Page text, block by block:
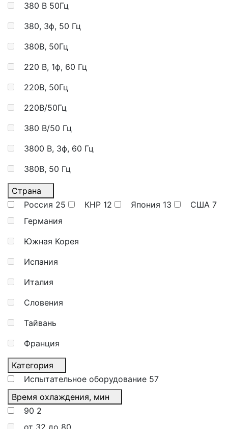
380 В 50Гц
380, 3ф, 50 Гц
380В, 50Гц
220 В, 1ф, 60 Гц
220В, 50Гц
220В/50Гц
380 В/50 Гц
3800 В, 3ф, 60 Гц
380В, 50 Гц
Страна
Россия 25 КНР 12 Япония 13 США 7
Германия
Южная Корея
Испания
Италия
Словения
Тайвань
Франция
Категория
Испытательное оборудование 57
Время охлаждения, мин
90 2
от 32 до 80